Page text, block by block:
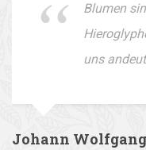
Blumen
uns
Johann